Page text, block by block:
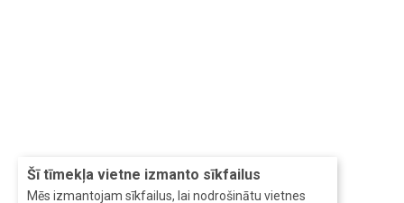
Šī tīmekļa vietne izmanto sīkfailus
Mēs izmantojam sīkfailus, lai nodrošinātu vietnes